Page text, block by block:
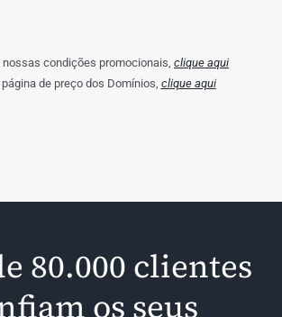
condições promocionais, clique aqui
de preço dos Domínios, clique aqui
80.000 clientes
os seus